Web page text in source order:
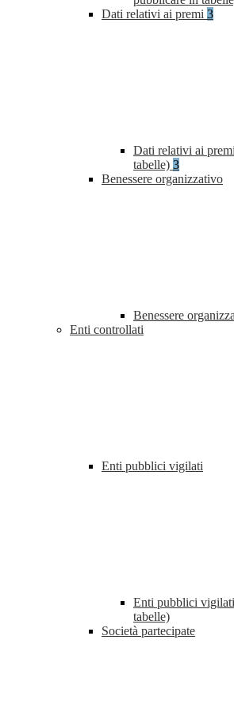
Dati relativi ai premi 3
Dati relativi ai
tabelle) 3
Benessere organizzativo
Benessere
Enti controllati
Enti pubblici vigilati
Enti pubblici
tabelle)
Società partecipate